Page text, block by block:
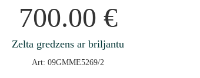
700.00 €
Zelta gredzens ar briljantu
Art: 09GMME5269/2